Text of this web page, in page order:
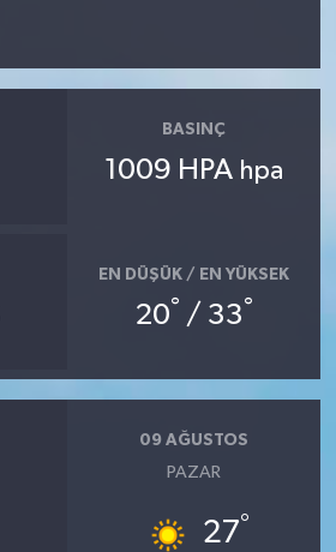
BASINÇ
1009 HPA hpa
EN DÜŞÜK / EN YÜKSEK
20° / 33°
09 AĞUSTOS
PAZAR
27°